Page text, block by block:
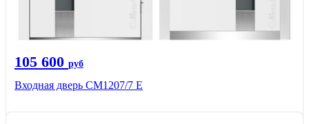
105 600 руб
Входная дверь СМ1207/7 E